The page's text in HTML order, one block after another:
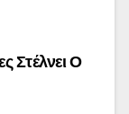
Στέλνει Ο